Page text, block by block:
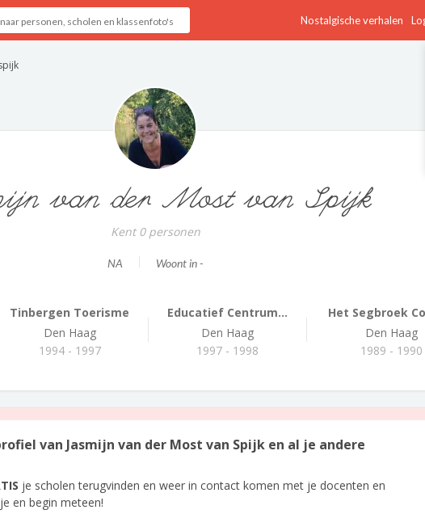
Nostalgische verhalen
van der Most van Spijk
Kent 0 personen
NA Woont in -
Tinbergen Toerisme
Den Haag
1994 - 1997
Educatief Centrum...
Den Haag
1997 - 1998
Het Segbroek
Den Haag
1989 - 1990
van Jasmijn van der Most van Spijk en al je andere
je scholen terugvinden en weer in contact komen met je docenten en
en begin meteen!